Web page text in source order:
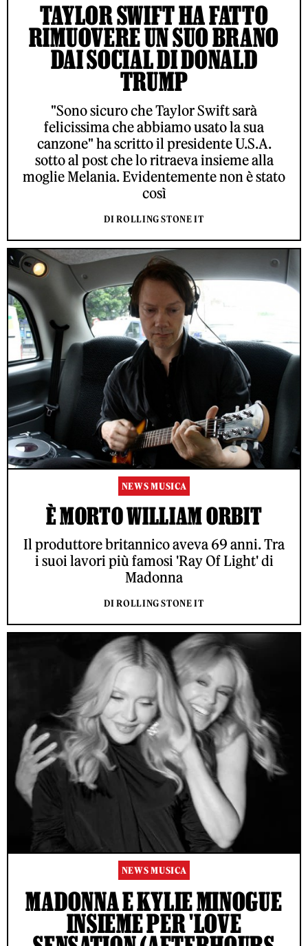
TAYLOR SWIFT HA FATTO
RIMUOVERE UN SUO BRANO
DAI SOCIAL DI DONALD
TRUMP
"Sono sicuro che Taylor Swift sarà
felicissima che abbiamo usato la sua
canzone" ha scritto il presidente U.S.A.
sotto al post che lo ritraeva insieme alla
moglie Melania. Evidentemente non è stato
così
DI ROLLING STONE IT
NEWS MUSICA
È MORTO WILLIAM ORBIT
Il produttore britannico aveva 69 anni. Tra
i suoi lavori più famosi 'Ray Of Light' di
Madonna
DI ROLLING STONE IT
NEWS MUSICA
MADONNA E KYLIE MINOGUE
INSIEME PER 'LOVE